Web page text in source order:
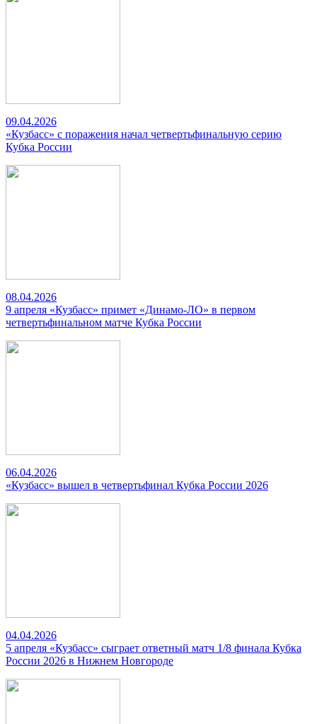
09.04.2026
«Кузбасс» с поражения начал четвертьфинальную серию
Кубка России
08.04.2026
9 апреля «Кузбасс» примет «Динамо-ЛО» в первом
четвертьфинальном матче Кубка России
06.04.2026
«Кузбасс» вышел в четвертьфинал Кубка России 2026
04.04.2026
5 апреля «Кузбасс» сыграет ответный матч 1/8 финала Кубка
России 2026 в Нижнем Новгороде